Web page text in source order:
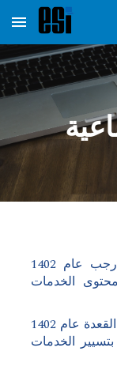
Skip to main content
مرسوم رقم 82-179 مؤرخ في 21 رجب عام 1402
1982، يحدد محتوى الخدمات
مرسوم رقم 82-303 مؤرخ في 23 ذي القعدة عام 1402
سنة 1982، يتعلق بتسيير الخدمات